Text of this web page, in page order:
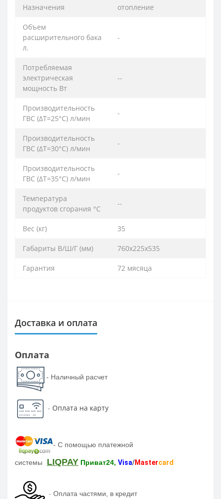
Назначения отопление
Объем
расширительного бака
л.
-
Потребляемая
электрическая
мощность Вт
--
Производительность
ГВС (ΔT=25°C) л/мин
-
Производительность
ГВС (ΔT=30°C) л/мин
-
Производительность
ГВС (ΔT=35°C) л/мин
-
Температура
продуктов сгорания °C
--
Вес (кг) 35
Габариты В/Ш/Г (мм) 760х225х535
Гарантия 72 мясяца
Доставка и оплата
Оплата
- Наличный расчет
- Оплата на карту
- С помощью платежной
системы LIQPAY Приват24, Visa/Mastercard
- Оплата частями, в кредит